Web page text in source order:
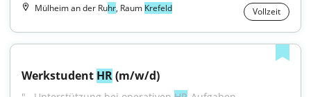
Mülheim an der Ruhr, Raum Krefeld Vollzeit
Werkstudent HR (m/w/d)